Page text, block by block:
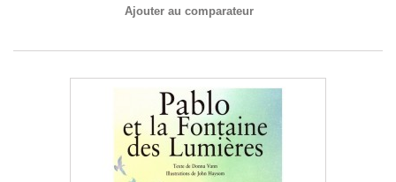
Ajouter au comparateur